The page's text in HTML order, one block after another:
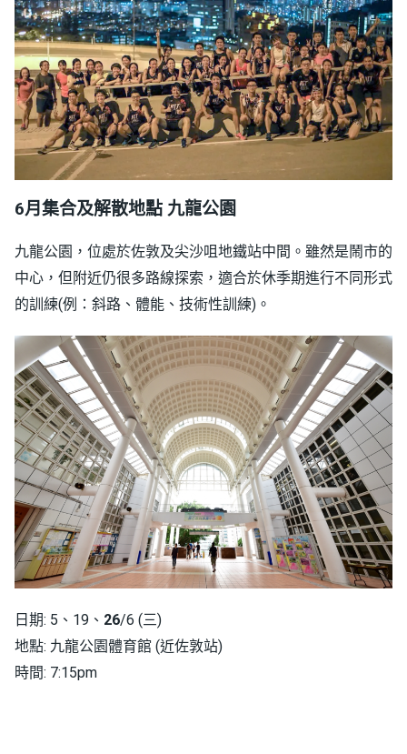
6月集合及解散地點 九龍公園
九龍公園，位處於佐敦及尖沙咀地鐵站中間。雖然是鬧市的
中心，但附近仍很多路線探索，適合於休季期進行不同形式
的訓練(例：斜路、體能、技術性訓練)。
日期: 5、19、 26/6 (三)
地點: 九龍公園體育館 (近佐敦站)
時間: 7:15pm